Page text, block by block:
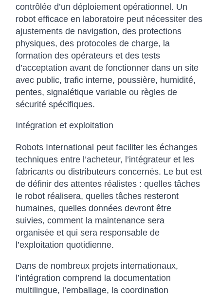
contrôlée d’un déploiement opérationnel. Un
robot efficace en laboratoire peut nécessiter des
ajustements de navigation, des protections
physiques, des protocoles de charge, la
formation des opérateurs et des tests
d’acceptation avant de fonctionner dans un site
avec public, trafic interne, poussière, humidité,
pentes, signalétique variable ou règles de
sécurité spécifiques.
Intégration et exploitation
Robots International peut faciliter les échanges
techniques entre l’acheteur, l’intégrateur et les
fabricants ou distributeurs concernés. Le but est
de définir des attentes réalistes : quelles tâches
le robot réalisera, quelles tâches resteront
humaines, quelles données devront être
suivies, comment la maintenance sera
organisée et qui sera responsable de
l’exploitation quotidienne.
Dans de nombreux projets internationaux,
l’intégration comprend la documentation
multilingue, l’emballage, la coordination